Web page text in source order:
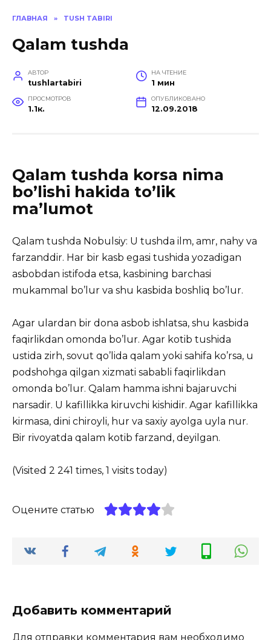
ГЛАВНАЯ » TUSH TABIRI
Qalam tushda
АВТОР
tushlartabiri
НА ЧТЕНИЕ
1 мин
ПРОСМОТРОВ
1.1к.
ОПУБЛИКОВАНО
12.09.2018
Qalam tushda korsa nima
bo’lishi hakida to’lik
ma’lumot
Qalam tushda Nobulsiy: U tushda ilm, amr, nahy va
farzanddir. Har bir kasb egasi tushida yozadigan
asbobdan istifoda etsa, kasbining barchasi
mukammal bo’lur va shu kasbida boshliq bo’lur.
Agar ulardan bir dona asbob ishlatsa, shu kasbida
faqirlikdan omonda bo’lur. Agar kotib tushida
ustida zirh, sovut qo’lida qalam yoki sahifa ko’rsa, u
podshohga qilgan xizmati sababli faqirlikdan
omonda bo’lur. Qalam hamma ishni bajaruvchi
narsadir. U kafillikka kiruvchi kishidir. Agar kafillikka
kirmasa, dini chiroyli, hur va saxiy ayolga uyla nur.
Bir rivoyatda qalam kotib farzand, deyilgan.
(Visited 2 241 times, 1 visits today)
Оцените статью
Добавить комментарий
Для отправки комментария вам необходимо